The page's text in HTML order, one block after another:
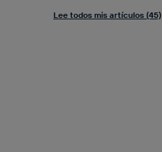
Lee todos mis artículos (45)